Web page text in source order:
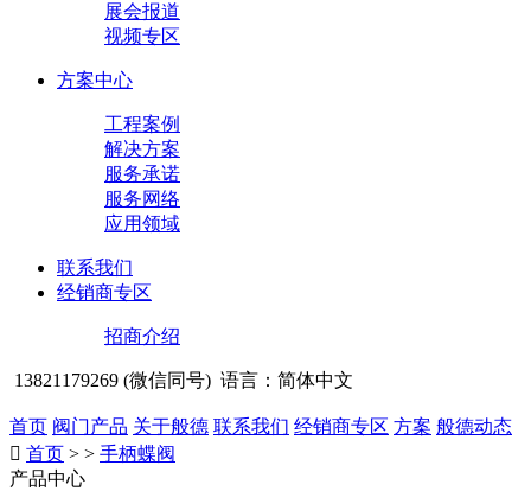
展会报道
视频专区
方案中心
工程案例
解决方案
服务承诺
服务网络
应用领域
联系我们
经销商专区
招商介绍
13821179269 (微信同号) 语言：简体中文
首页 阀门产品 关于般德 联系我们 经销商专区 方案 般德动态
 首页 > > 手柄蝶阀
产品中心